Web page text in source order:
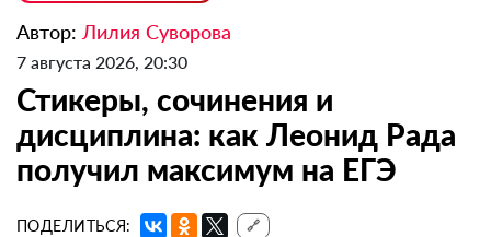
Автор: Лилия Суворова
7 августа 2026, 20:30
Стикеры, сочинения и
дисциплина: как Леонид Рада
получил максимум на ЕГЭ
ПОДЕЛИТЬСЯ: 🔗